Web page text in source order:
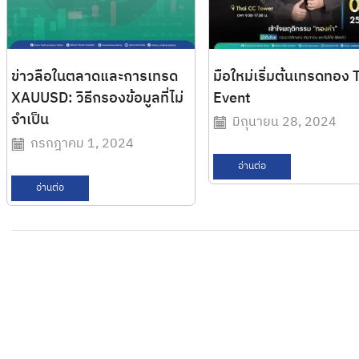
ข่าวลือในตลาดและการเทรด
XAUUSD: วิธีกรองข้อมูลที่ไม่
จำเป็น
กรกฎาคม 1, 2024
อ่านต่อ
มือใหม่เริ่มต้นเทรดทอง
Event
มิถุนายน 28, 2024
อ่านต่อ